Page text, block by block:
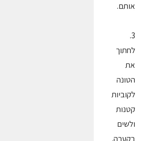
אותם.
3.
לחתוך
את
הטונה
לקוביות
קטנות
ולשים
בקערה.